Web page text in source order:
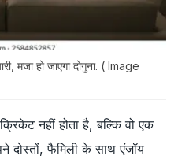
मजा हो जाएगा दोगुना. ( Image
नहीं होता है, बल्कि वो एक
दोस्तों, फैमिली के साथ एंजॉय